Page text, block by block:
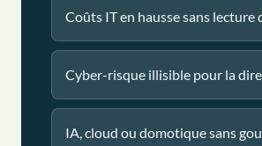
Coûts IT en hausse sans lecture
Cyber-risque illisible pour la
IA, cloud ou domotique sans